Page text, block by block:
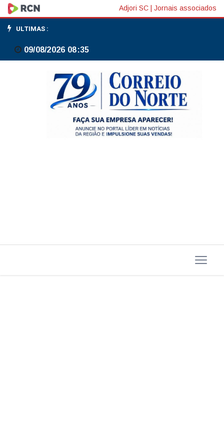
Carro
é
atingido
Vidal
Adjori SC Jornais associados
ULTIMAS :
09/08/2026 08:35